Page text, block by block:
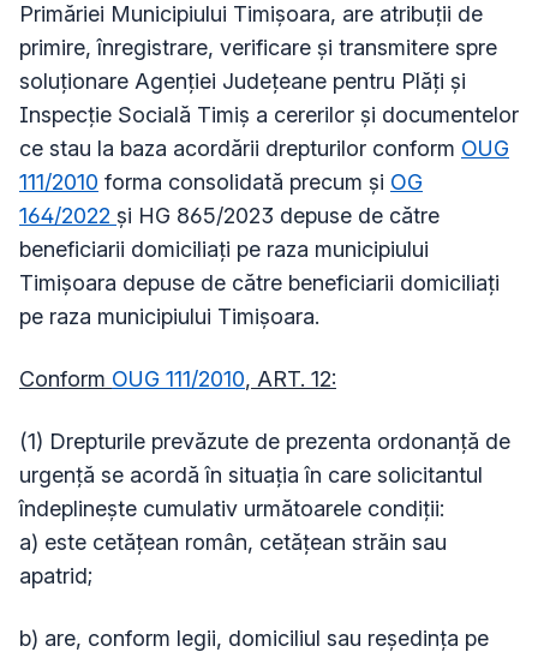
Primăriei Municipiului Timișoara, are atribuţii de
primire, înregistrare, verificare şi transmitere spre
soluţionare Agenției Județeane pentru Plăți și
Inspecție Socială Timiș a cererilor şi documentelor
ce stau la baza acordării drepturilor conform OUG
111/2010 forma consolidată precum și OG
164/2022 și HG 865/2023 depuse de către
beneficiarii domiciliaţi pe raza municipiului
Timișoara depuse de către beneficiarii domiciliaţi
pe raza municipiului Timișoara.
Conform OUG 111/2010, ART. 12:
(1) Drepturile prevăzute de prezenta ordonanţă de
urgenţă se acordă în situaţia în care solicitantul
îndeplineşte cumulativ următoarele condiţii:
a) este cetăţean român, cetăţean străin sau
apatrid;
b) are, conform legii, domiciliul sau reşedinţa pe